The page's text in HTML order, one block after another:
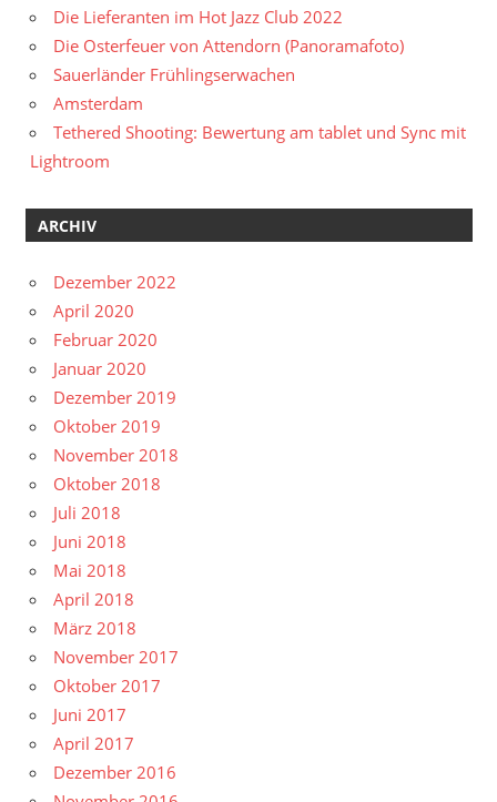
Die Lieferanten im Hot Jazz Club 2022
Die Osterfeuer von Attendorn (Panoramafoto)
Sauerländer Frühlingserwachen
Amsterdam
Tethered Shooting: Bewertung am tablet und Sync mit
Lightroom
ARCHIV
Dezember 2022
April 2020
Februar 2020
Januar 2020
Dezember 2019
Oktober 2019
November 2018
Oktober 2018
Juli 2018
Juni 2018
Mai 2018
April 2018
März 2018
November 2017
Oktober 2017
Juni 2017
April 2017
Dezember 2016